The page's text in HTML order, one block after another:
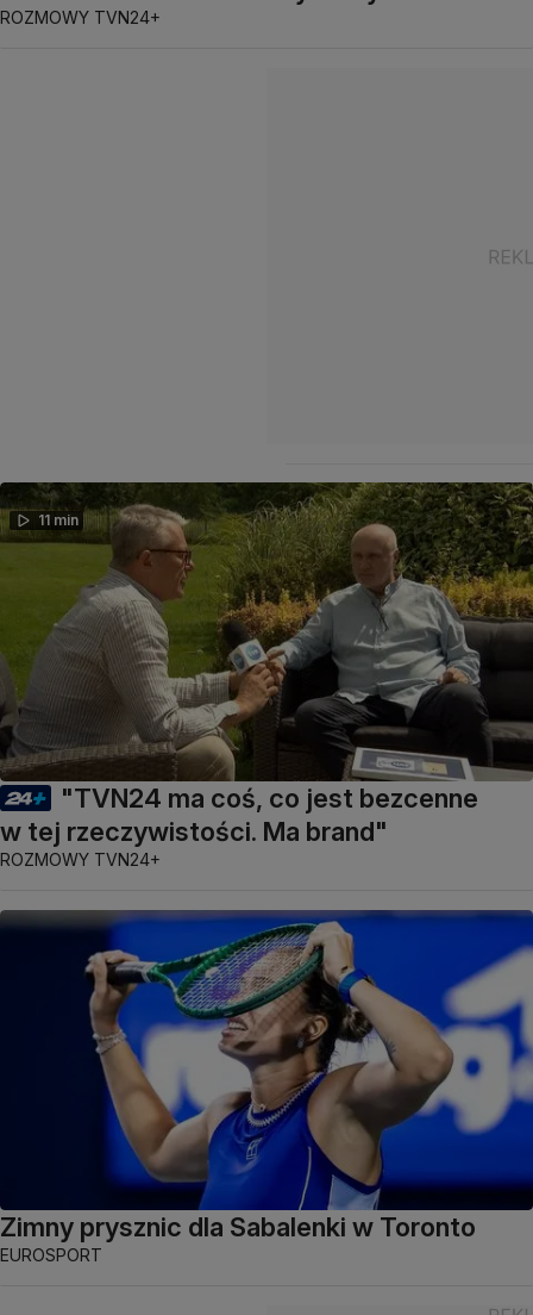
ROZMOWY TVN24+
11 min
"TVN24 ma coś, co jest bezcenne
w tej rzeczywistości. Ma brand"
ROZMOWY TVN24+
Zimny prysznic dla Sabalenki w Toronto
EUROSPORT